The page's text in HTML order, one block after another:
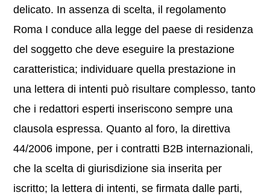
delicato. In assenza di scelta, il regolamento
Roma I conduce alla legge del paese di residenza
del soggetto che deve eseguire la prestazione
caratteristica; individuare quella prestazione in
una lettera di intenti può risultare complesso, tanto
che i redattori esperti inseriscono sempre una
clausola espressa. Quanto al foro, la direttiva
44/2006 impone, per i contratti B2B internazionali,
che la scelta di giurisdizione sia inserita per
iscritto; la lettera di intenti, se firmata dalle parti,